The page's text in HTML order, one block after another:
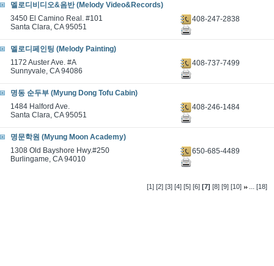
멜로디비디오&음반 (Melody Video&Records)
3450 El Camino Real. #101
Santa Clara, CA 95051
408-247-2838
멜로디페인팅 (Melody Painting)
1172 Auster Ave. #A
Sunnyvale, CA 94086
408-737-7499
명동 순두부 (Myung Dong Tofu Cabin)
1484 Halford Ave.
Santa Clara, CA 95051
408-246-1484
명문학원 (Myung Moon Academy)
1308 Old Bayshore Hwy.#250
Burlingame, CA 94010
650-685-4489
[1] [2] [3] [4] [5] [6] [7] [8] [9] [10] ...[18]